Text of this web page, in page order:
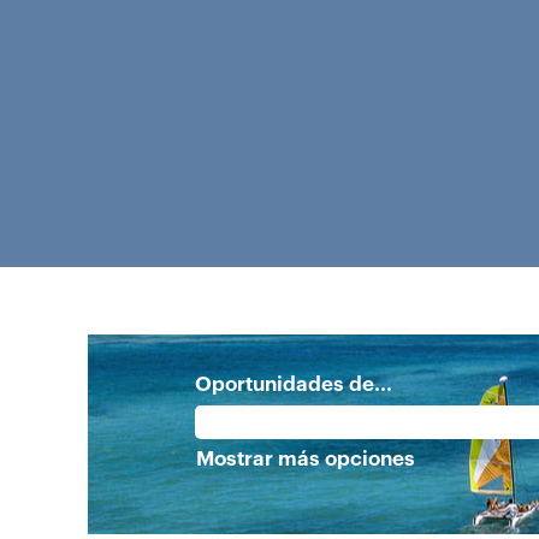
Oportunidades de...
Mostrar más opciones